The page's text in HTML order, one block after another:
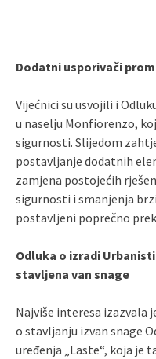
Dodatni usporivači
Vijećnici su usvojili i
u naselju Monfiorenzo,
sigurnosti. Slijedom
postavljanje dodatnih
zamjena postojećih
sigurnosti i smanjenja
postavljeni poprečno
Odluka o izradi
stavljena van snage
Najviše interesa izazvala
o stavljanju izvan snage
uređenja „Laste“, koja je